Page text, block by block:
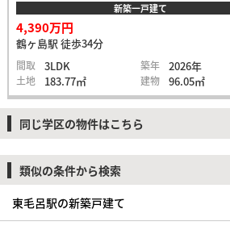
新築一戸建て
4,390万円
鶴ヶ島駅 徒歩34分
間取 3LDK 築年 2026年
土地 183.77㎡ 建物 96.05㎡
同じ学区の物件はこちら
類似の条件から検索
東毛呂駅の新築戸建て